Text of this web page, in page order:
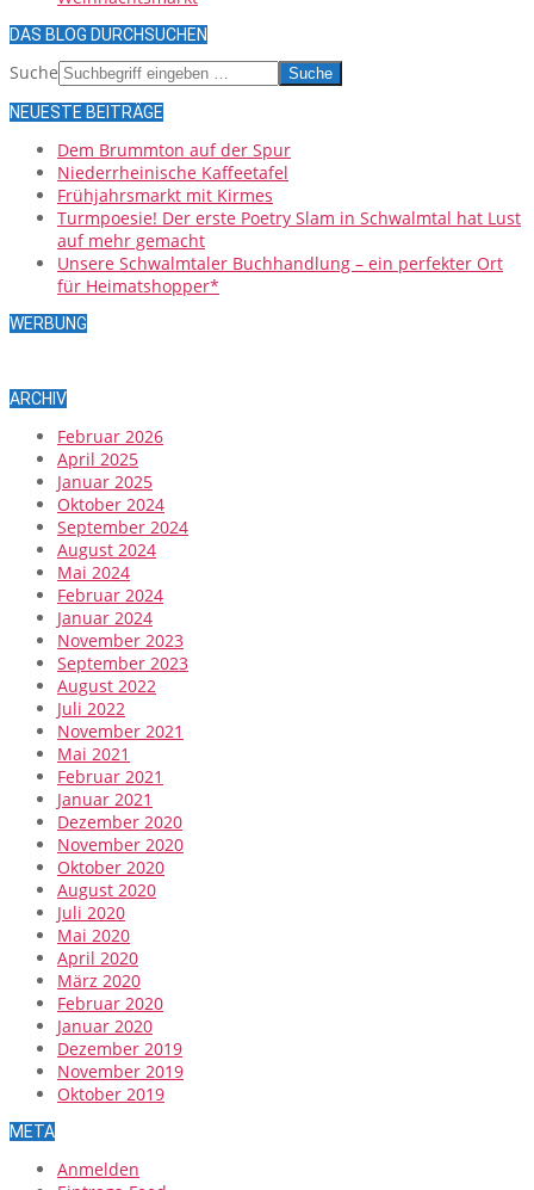
DAS BLOG DURCHSUCHEN
Suche
NEUESTE BEITRÄGE
Dem Brummton auf der Spur
Niederrheinische Kaffeetafel
Frühjahrsmarkt mit Kirmes
Turmpoesie! Der erste Poetry Slam in Schwalmtal hat Lust
auf mehr gemacht
Unsere Schwalmtaler Buchhandlung – ein perfekter Ort
für Heimatshopper*
WERBUNG
ARCHIV
Februar 2026
April 2025
Januar 2025
Oktober 2024
September 2024
August 2024
Mai 2024
Februar 2024
Januar 2024
November 2023
September 2023
August 2022
Juli 2022
November 2021
Mai 2021
Februar 2021
Januar 2021
Dezember 2020
November 2020
Oktober 2020
August 2020
Juli 2020
Mai 2020
April 2020
März 2020
Februar 2020
Januar 2020
Dezember 2019
November 2019
Oktober 2019
META
Anmelden